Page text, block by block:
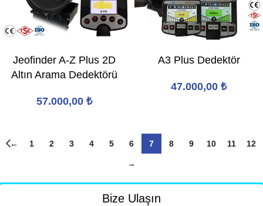
Jeofinder A-Z Plus 2D
Altın Arama Dedektörü
57.000,00 ₺
A3 Plus Dedektör
47.000,00 ₺
← 1 2 3 4 5 6 7 8 9 10 11 12
→
Bize Ulaşın